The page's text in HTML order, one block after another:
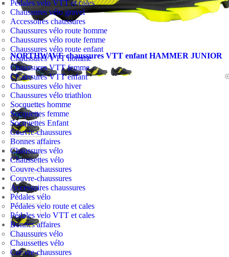
Pédales velo VTT et cales
Chaussures vélo gravel
Accessoires chaussures
Chaussures vélo route homme
Chaussures vélo route femme
Chaussures vélo route enfant
Chaussures VTT homme
Chaussures VTT femme
Chaussures VTT enfant
Chaussures vélo hiver
Chaussures vélo triathlon
Socquettes homme
Socquettes femme
Socquettes Enfant
Couvre-chaussures
Bonnes affaires
Chaussures vélo
Chaussettes vélo
Couvre-chaussures
Couvre-chaussures
Accessoires chaussures
Pédales vélo
Pédales velo route et cales
Pédales velo VTT et cales
Bonnes affaires
Chaussures vélo
Chaussettes vélo
Couvre-chaussures
NORTHWAVE chaussures VTT enfant HAMMER JUNIOR